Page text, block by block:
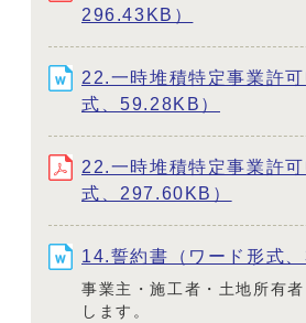
296.43KB）
22.一時堆積特定事業許
式、59.28KB）
22.一時堆積特定事業許
式、297.60KB）
14.誓約書（ワード形式
事業主・施工者・土地所有
します。